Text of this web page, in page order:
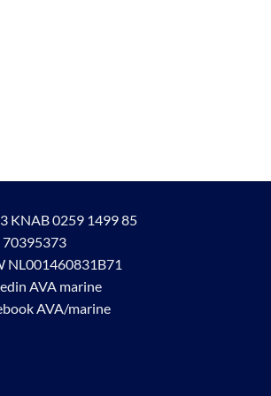
KNAB 0259 1499 85
70395373
NL001460831B71
AVA marine
AVA/marine